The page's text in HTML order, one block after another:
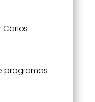
Carlos
programas